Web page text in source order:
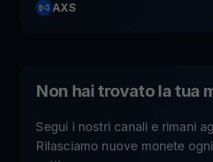
AXS
Non hai trovato la tua
Segui i nostri canali e rimani
Rilasciamo nuove monete